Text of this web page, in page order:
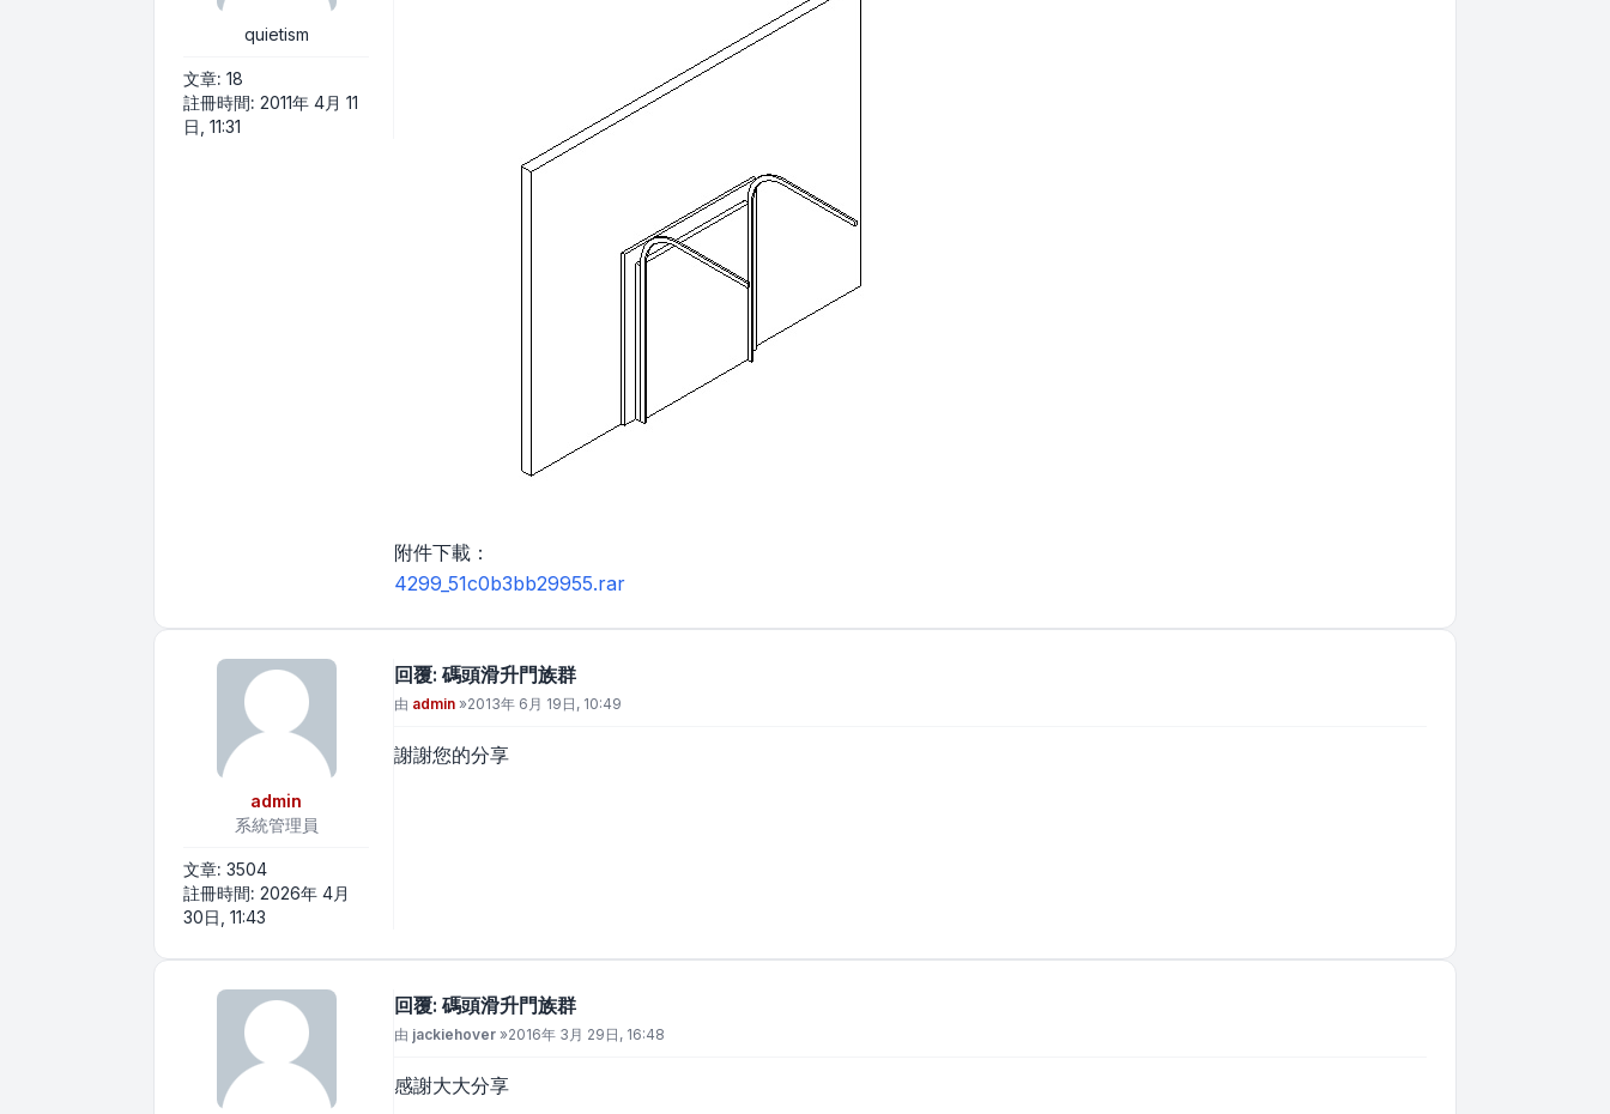
quietism
文章: 18
註冊時間: 2011年 4月 11
日, 11:31
附件下載：
4299_51c0b3bb29955.rar
admin
系統管理員
文章: 3504
註冊時間: 2026年 4月
30日, 11:43
回覆: 碼頭滑升門族群
文章
由 admin »2013年 6月 19日, 10:49
謝謝您的分享
回覆: 碼頭滑升門族群
文章
由 jackiehover »2016年 3月 29日, 16:48
感謝大大分享